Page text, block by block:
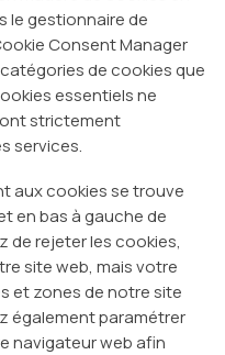
le gestionnaire de
Consent Manager
de cookies que
essentiels ne
strictement
services.
aux cookies se trouve
en bas à gauche de
de rejeter les cookies,
site web, mais votre
et zones de notre site
également paramétrer
navigateur web afin